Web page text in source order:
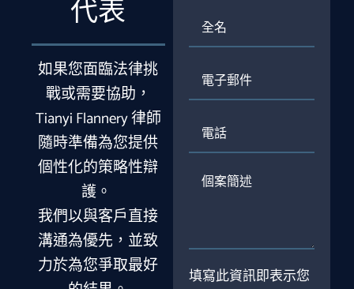
代表
如果您面臨法律挑
戰或需要協助，
Tianyi Flannery 律師
隨時準備為您提供
個性化的策略性辯
護。
我們以與客戶直接
溝通為優先，並致
力於為您爭取最好
郵
填寫此資訊即表示您